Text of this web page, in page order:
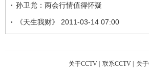
孙卫党：两会行情值得怀疑
《天生我财》 2011-03-14 07:00
关于CCTV | 联系CCTV | 关